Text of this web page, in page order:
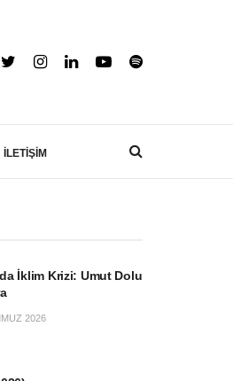
İLETİŞİM
İklim Krizi: Umut Dolu
2026